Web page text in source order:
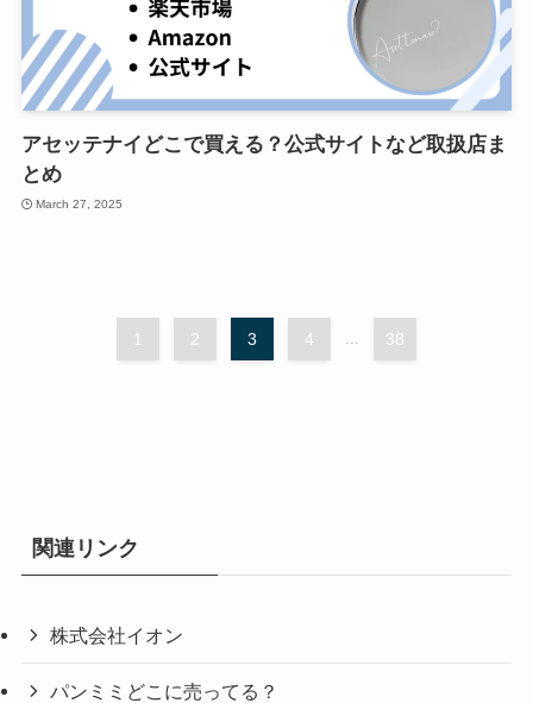
アセッテナイどこで買える？公式サイトなど取扱店ま
とめ
March 27, 2025
1 2 3 4 ... 38
関連リンク
株式会社イオン
パンミミどこに売ってる？